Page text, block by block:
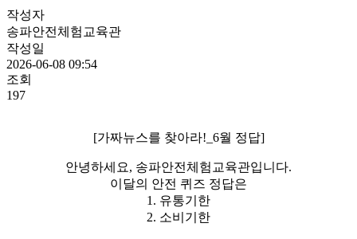
작성자
송파안전체험교육관
작성일
2026-06-08 09:54
조회
197
[가짜뉴스를 찾아라!_6월 정답]
안녕하세요, 송파안전체험교육관입니다.
이달의 안전 퀴즈 정답은
1. 유통기한
2. 소비기한